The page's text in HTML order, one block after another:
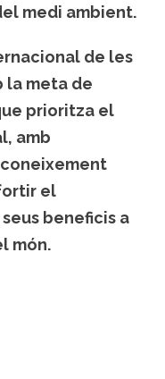
medi ambient.
de les
la meta de
prioritza el
amb
el
beneficis a
món.